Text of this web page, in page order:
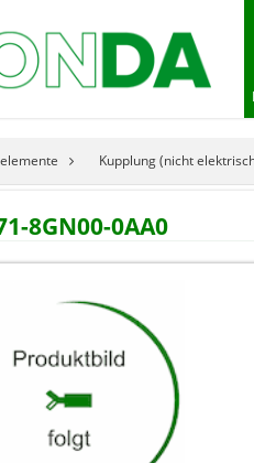
Kupplung (nicht
8GN00-0AA0